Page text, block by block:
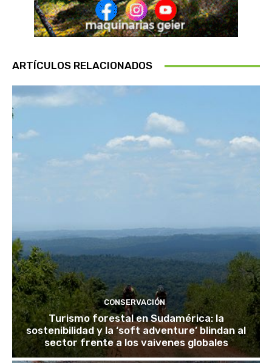
ARTÍCULOS RELACIONADOS
CONSERVACIÓN
Turismo forestal en Sudamérica: la
sostenibilidad y la ‘soft adventure’ blindan al
sector frente a los vaivenes globales